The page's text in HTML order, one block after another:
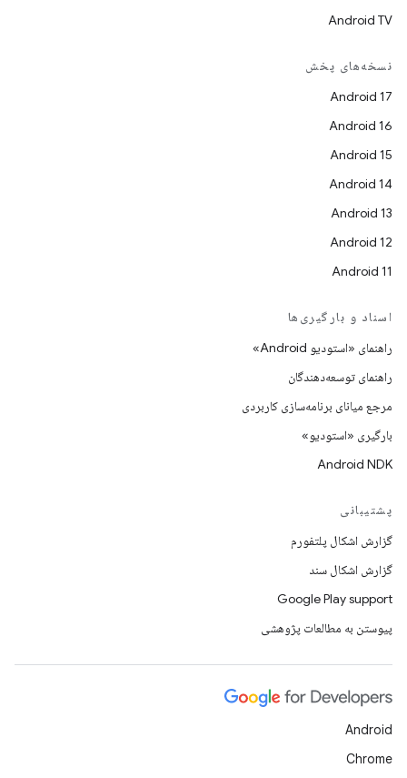
Android TV
نسخه‌های پخش
Android 17
Android 16
Android 15
Android 14
Android 13
Android 12
Android 11
اسناد و بارگیری‌ها
راهنمای «استودیو Android»
راهنمای توسعه‌دهندگان
مرجع میانای برنامه‌سازی کاربردی
بارگیری «استودیو»
Android NDK
پشتیبانی
گزارش اشکال پلتفورم
گزارش اشکال سند
Google Play support
پیوستن به مطالعات پژوهشی
Android
Chrome